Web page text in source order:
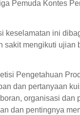
Pemuda Kontes
keselamatan ini
sakit mengikuti ujian
Pengetahuan
dan pertanyaan
organisasi
dan pentingnya